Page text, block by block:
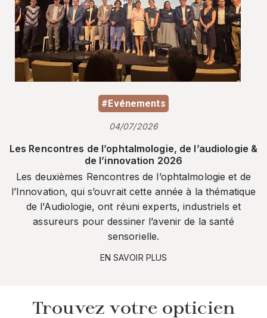
#Evénements
04/07/2026
Les Rencontres de l’ophtalmologie, de l’audiologie &
de l’innovation 2026
Les deuxièmes Rencontres de l’ophtalmologie et de
l’Innovation, qui s’ouvrait cette année à la thématique
de l’Audiologie, ont réuni experts, industriels et
assureurs pour dessiner l’avenir de la santé
sensorielle.
EN SAVOIR PLUS
Trouvez votre opticien